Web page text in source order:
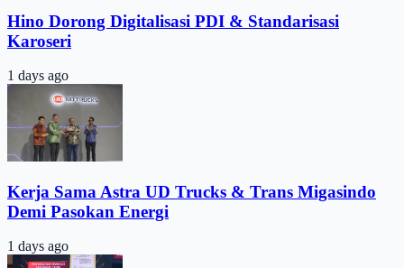
Hino Dorong Digitalisasi PDI & Standarisasi
Karoseri
1 days ago
Kerja Sama Astra UD Trucks & Trans Migasindo
Demi Pasokan Energi
1 days ago